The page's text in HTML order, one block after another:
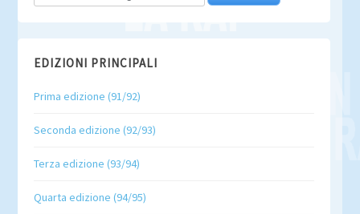
EDIZIONI PRINCIPALI
Prima edizione (91/92)
Seconda edizione (92/93)
Terza edizione (93/94)
Quarta edizione (94/95)